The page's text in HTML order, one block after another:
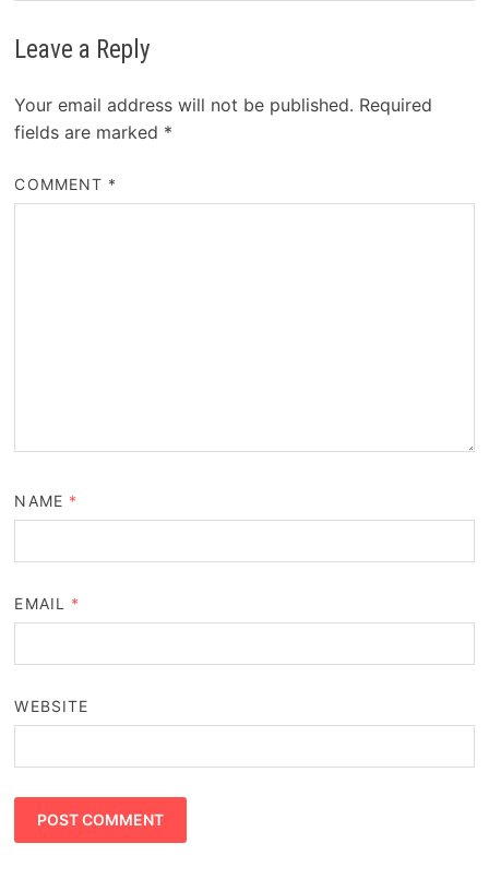
Leave a Reply
Your email address will not be published. Required
fields are marked *
COMMENT *
NAME *
EMAIL *
WEBSITE